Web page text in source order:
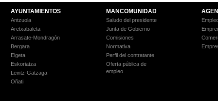
AYUNTAMIENTOS
Antzuola
Aretxabaleta
Arrasate-Mondragón
Bergara
Elgeta
Eskoriatza
Leintz-Gatzaga
Oñati
MANCOMUNIDAD
Saludo del presidente
Junta de Gobierno
Comisiones
Normativa
Perfil del contratante
Oferta pública de
empleo